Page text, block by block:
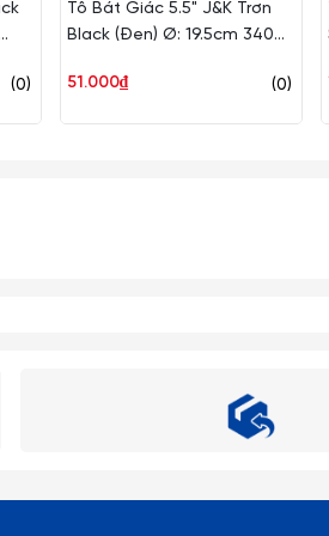
(0)
Tô Bát Giác 5.5" J&K Trơn
Black (Đen) Ø: 19.5cm 340ml
BV191-5.5 B
(0)
51.000₫